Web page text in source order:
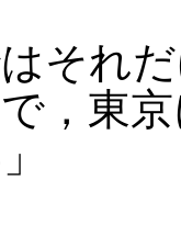
はそれ
，東